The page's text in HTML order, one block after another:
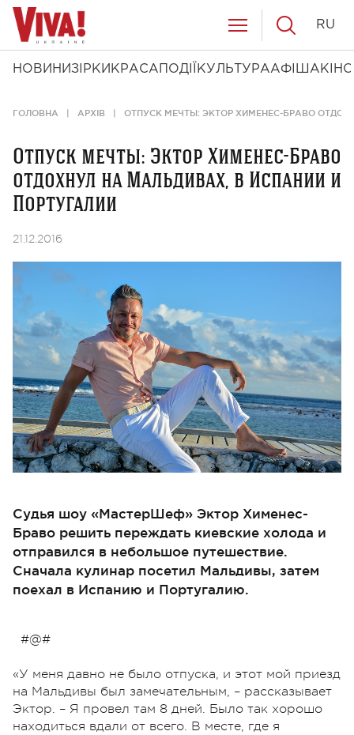
НОВИНИ ЗІРКИ КРАСА ПОДІЇ КУЛЬТУРААФІША КІНО
RU
ГОЛОВНА АРХІВ ОТПУСК МЕЧТЫ: ЭКТОР ХИМЕНЕС-БРАВО
Отпуск мечты: Эктор Хименес-Браво
отдохнул на Мальдивах, в Испании и
Португалии
21.12.2016
Судья шоу «МастерШеф» Эктор Хименес-
Браво решить переждать киевские холода и
отправился в небольшое путешествие.
Сначала кулинар посетил Мальдивы, затем
поехал в Испанию и Португалию.
#@#
«У меня давно не было отпуска, и этот мой приезд
на Мальдивы был замечательным, – рассказывает
Эктор. – Я провел там 8 дней. Было так хорошо
находиться вдали от всего. В месте, где я